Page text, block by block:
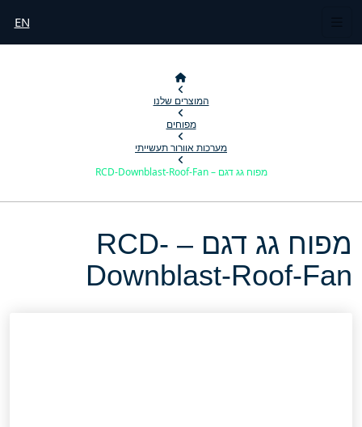
EN
המוצרים שלנו
מפוחים
מערכות אוורור תעשייתי
מפוח גג דגם – RCD-Downblast-Roof-Fan
מפוח גג דגם – RCD-
Downblast-Roof-Fan